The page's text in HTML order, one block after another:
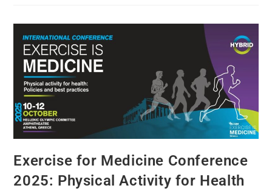
Exercise for Medicine Conference
2025: Physical Activity for Health